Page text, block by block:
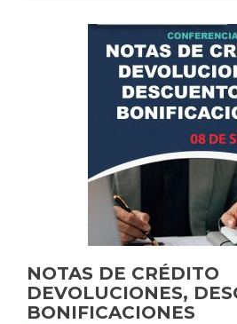
NOTAS DE CRÉDITO
DEVOLUCIONES,
BONIFICACIONES